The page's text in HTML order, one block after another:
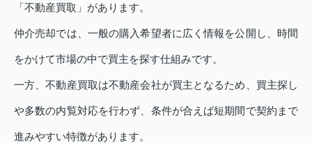
「不動産買取」があります。
仲介売却では、一般の購入希望者に広く情報を公開し、時間
をかけて市場の中で買主を探す仕組みです。
一方、不動産買取は不動産会社が買主となるため、買主探し
や多数の内覧対応を行わず、条件が合えば短期間で契約まで
進みやすい特徴があります。